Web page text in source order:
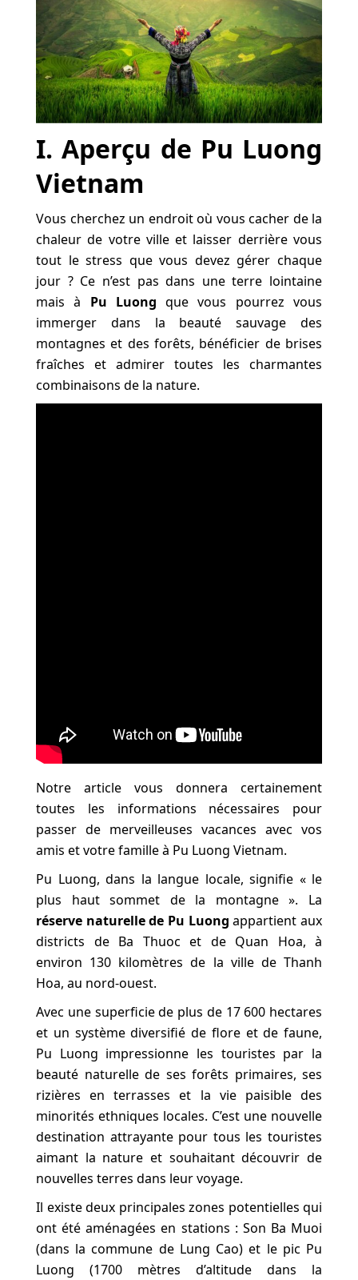
I. Aperçu de Pu Luong
Vietnam
Vous cherchez un endroit où vous cacher de la
chaleur de votre ville et laisser derrière vous
tout le stress que vous devez gérer chaque
jour ? Ce n’est pas dans une terre lointaine
mais à Pu Luongque vous pourrez vous
immerger dans la beauté sauvage des
montagnes et des forêts, bénéficier de brises
fraîches et admirer toutes les charmantes
combinaisons de la nature.
Notre article vous donnera certainement
toutes les informations nécessaires pour
passer de merveilleuses vacances avec vos
amis et votre famille à Pu Luong Vietnam.
Pu Luong, dans la langue locale, signifie « le
plus haut sommet de la montagne ». La
réserve naturelle de Pu Luong appartient aux
districts de Ba Thuoc et de Quan Hoa, à
environ 130 kilomètres de la ville de Thanh
Hoa, au nord-ouest.
Avec une superficie de plus de 17 600 hectares
et un système diversifié de flore et de faune,
Pu Luong impressionne les touristes par la
beauté naturelle de ses forêts primaires, ses
rizières en terrasses et la vie paisible des
minorités ethniques locales. C’est une nouvelle
destination attrayante pour tous les touristes
aimant la nature et souhaitant découvrir de
nouvelles terres dans leur voyage.
Il existe deux principales zones potentielles qui
ont été aménagées en stations : Son Ba Muoi
(dans la commune de Lung Cao) et le pic Pu
Luong (1700 mètres d’altitude dans la